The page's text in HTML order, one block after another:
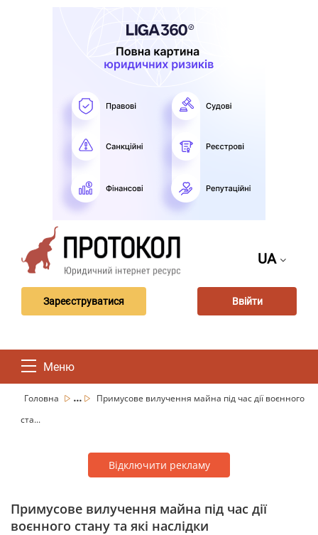
UA
Зареєструватися Ввійти
Меню
Головна ...
Примусове вилучення майна під час дії воєнного
ста...
Відключити рекламу
Примусове вилучення майна під час дії
воєнного стану та які наслідки